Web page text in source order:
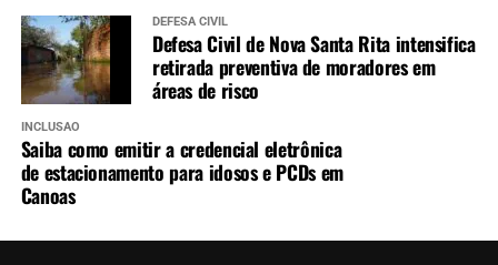
DEFESA CIVIL
Defesa Civil de Nova Santa Rita intensifica
retirada preventiva de moradores em
áreas de risco
INCLUSÃO
Saiba como emitir a credencial eletrônica
de estacionamento para idosos e PCDs em
Canoas